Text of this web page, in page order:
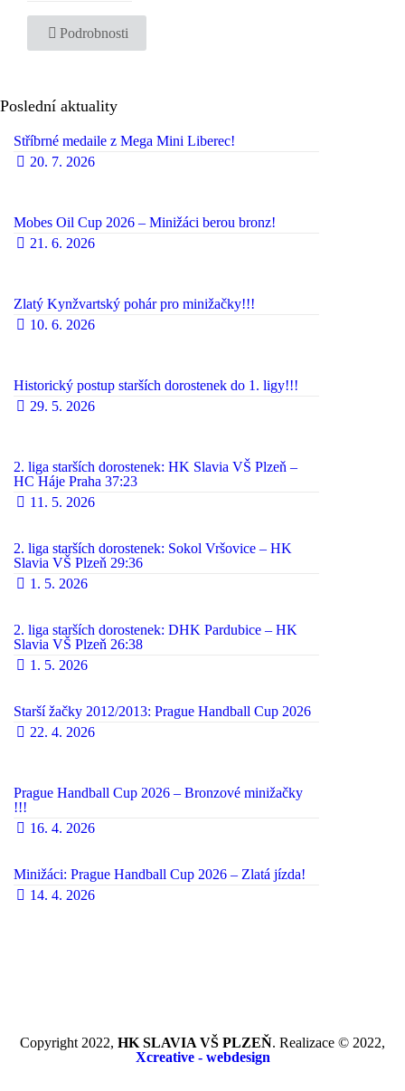
Podrobnosti
Poslední aktuality
Stříbrné medaile z Mega Mini Liberec!
20. 7. 2026
Mobes Oil Cup 2026 – Minižáci berou bronz!
21. 6. 2026
Zlatý Kynžvartský pohár pro minižačky!!!
10. 6. 2026
Historický postup starších dorostenek do 1. ligy!!!
29. 5. 2026
2. liga starších dorostenek: HK Slavia VŠ Plzeň –
HC Háje Praha 37:23
11. 5. 2026
2. liga starších dorostenek: Sokol Vršovice – HK
Slavia VŠ Plzeň 29:36
1. 5. 2026
2. liga starších dorostenek: DHK Pardubice – HK
Slavia VŠ Plzeň 26:38
1. 5. 2026
Starší žačky 2012/2013: Prague Handball Cup 2026
22. 4. 2026
Prague Handball Cup 2026 – Bronzové minižačky
!!!
16. 4. 2026
Minižáci: Prague Handball Cup 2026 – Zlatá jízda!
14. 4. 2026
Copyright 2022, HK SLAVIA VŠ PLZEŇ. Realizace © 2022,
Xcreative - webdesign